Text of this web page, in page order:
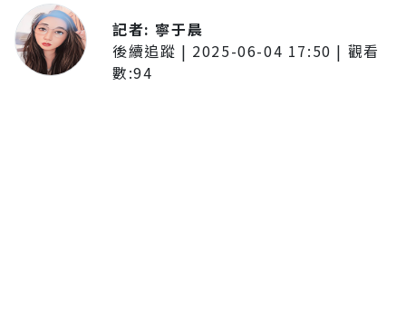
記者: 寧于晨
後續追蹤 | 2025-06-04 17:50 | 觀看
數:94